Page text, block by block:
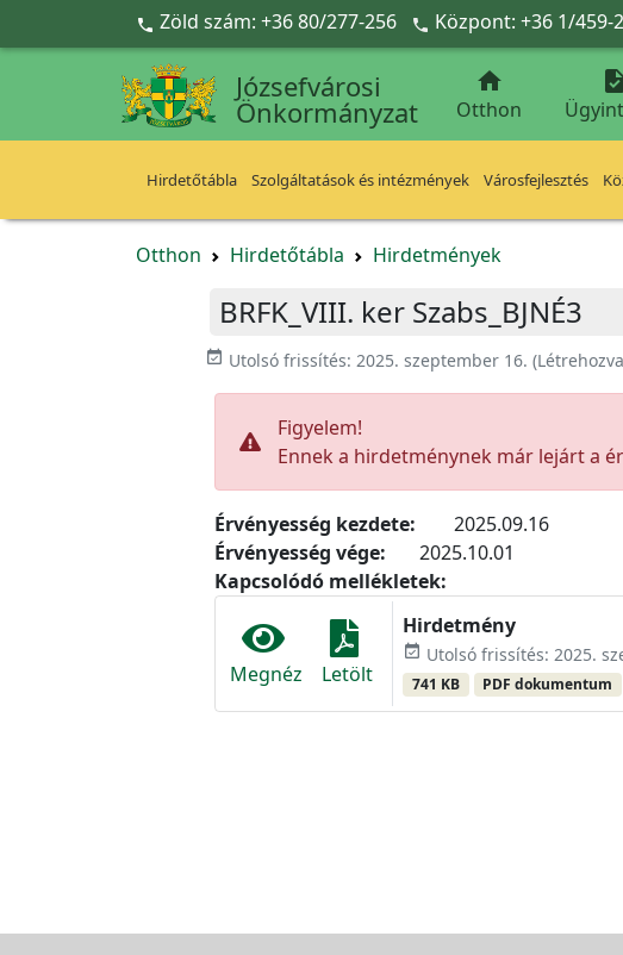
Ugrás a fő tartalomra
 Zöld szám: +36 80/277-256  Központ: +36 1/459-
Józsefvárosi
Önkormányzat

Otthon

Hirdetőtábla Szolgáltatások és intézmények Városfejlesztés
Otthon Hirdetőtábla Hirdetmények
BRFK_VIII. ker Szabs_BJNÉ3
event_available Utolsó frissítés: 2025. szeptember 16.
Figyelem!
Ennek a hirdetménynek már lejárt a
Érvényesség kezdete:
2025.09.16
Érvényesség vége:
2025.10.01
Kapcsolódó mellékletek:
Megnéz Letölt
Hirdetmény
event_available Utolsó frissítés: 2025.
741 KB PDF dokumentum